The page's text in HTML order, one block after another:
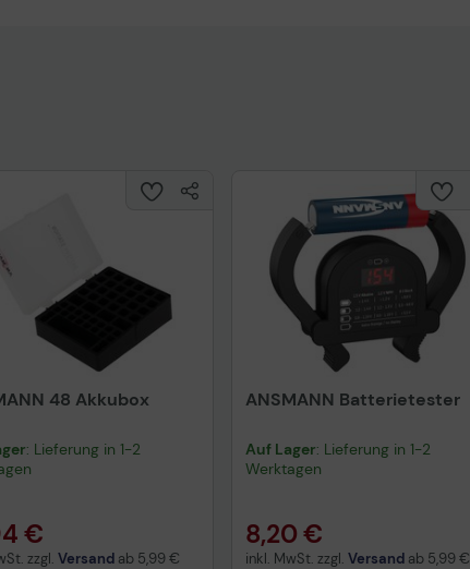
48 Akkubox
: Lieferung in 1-2
€
zzgl. Versand ab 5,99 €
ANSMANN Batterietester
Auf Lager: Lieferung in 1-2
Werktagen
8,20 €
inkl. MwSt. zzgl. Versand ab 5,99 €